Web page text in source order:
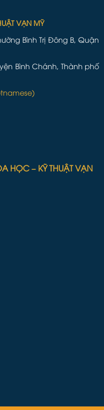
VẠN MỸ
Bình Trị Đông B, Quận
Bình Chánh, Thành phố
HỌC – KỸ THUẬT VẠN